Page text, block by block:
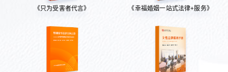
《只为受害者代言》 《幸福婚姻一站式法律+服务》